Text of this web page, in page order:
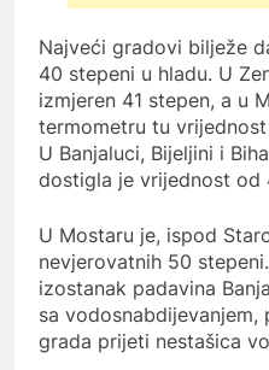
Najveći gradovi bilježe
40 stepeni u hladu. U
izmjeren 41 stepen, a u
termometru tu
U Banjaluci, Bijeljini i
dostigla je vrijednost od
U Mostaru je, ispod
nevjerovatnih 50
izostanak padavina
sa vodosnabdijevanjem,
grada prijeti nestašica